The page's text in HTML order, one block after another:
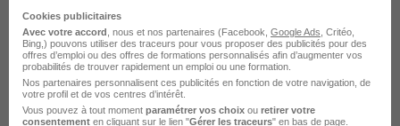
Cookies publicitaires
Avec votre accord , nous et nos partenaires (Facebook, Google Ads , Critéo,
Bing,) pouvons utiliser des traceurs pour vous proposer des publicités pour des
offres d’emploi ou des offres de formations personnalisés afin d’augmenter vos
probabilités de trouver rapidement un emploi ou une formation.
Nos partenaires personnalisent ces publicités en fonction de votre navigation, de
votre profil et de vos centres d’intérêt.
Vous pouvez à tout moment paramétrer vos choix ou retirer votre
consentement en cliquant sur le lien "Gérer les traceurs" en bas de page.